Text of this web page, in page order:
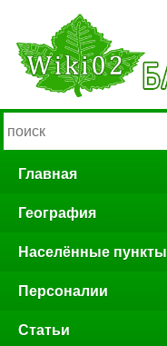
Главная
География
Населённые пункты
Персоналии
Статьи